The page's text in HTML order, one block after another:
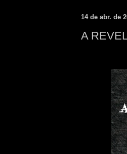
14 de abr. de
A